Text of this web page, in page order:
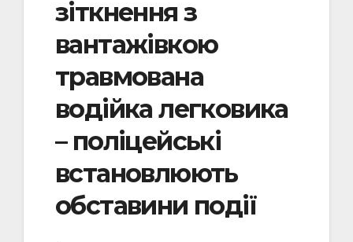
зіткнення з
вантажівкою
травмована
водійка легковика
– поліцейські
встановлюють
обставини події